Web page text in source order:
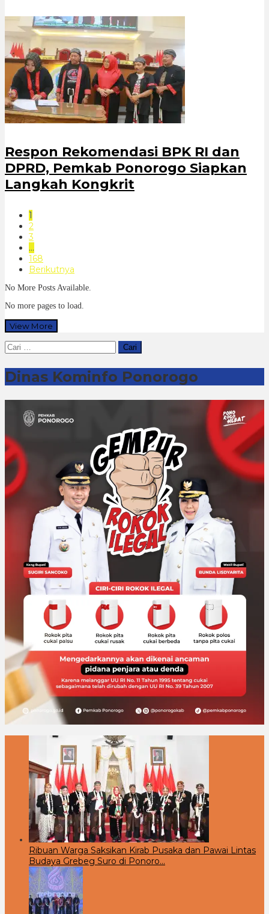
Respon Rekomendasi BPK RI dan
DPRD, Pemkab Ponorogo Siapkan
Langkah Kongkrit
1
2
3
…
168
Berikutnya
No More Posts Available.
No more pages to load.
View More
Cari
untuk:
Dinas Kominfo Ponorogo
Ribuan Warga Saksikan Kirab Pusaka dan Pawai Lintas
Budaya Grebeg Suro di Ponoro…